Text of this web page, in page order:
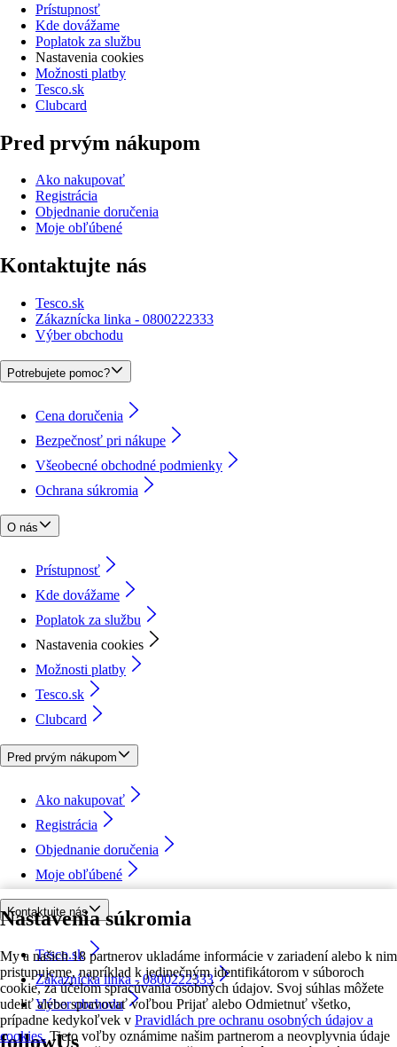
Nastavenia súkromia
My a našich 18 partnerov ukladáme informácie v zariadení alebo k nim
pristupujeme, napríklad k jedinečným identifikátorom v súboroch
cookie, za účelom spracúvania osobných údajov. Svoj súhlas môžete
udeliť alebo spravovať voľbou Prijať alebo Odmietnuť všetko,
prípadne kedykoľvek v Pravidlách pre ochranu osobných údajov a
cookies. Tieto voľby oznámime našim partnerom a neovplyvnia údaje
Prístupnosť
Kde dovážame
Poplatok za službu
Nastavenia cookies
Možnosti platby
Tesco.sk
Clubcard
Pred prvým nákupom
Ako nakupovať
Registrácia
Objednanie doručenia
Moje obľúbené
Kontaktujte nás
Tesco.sk
Zákaznícka linka - 0800222333
Výber obchodu
Potrebujete pomoc?
Cena doručenia
Bezpečnosť pri nákupe
Všeobecné obchodné podmienky
Ochrana súkromia
O nás
Prístupnosť
Kde dovážame
Poplatok za službu
Nastavenia cookies
Možnosti platby
Tesco.sk
Clubcard
Pred prvým nákupom
Ako nakupovať
Registrácia
Objednanie doručenia
Moje obľúbené
Kontaktujte nás
Tesco.sk
Zákaznícka linka - 0800222333
Výber obchodu
followUs